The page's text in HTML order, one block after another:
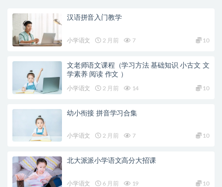
汉语拼音入门教学
小学语文 2 月前 7 10
文老师语文课程（学习方法 基础知识 小古文 文
学素养 阅读 作文 ）
小学语文 2 月前 14 10
幼小衔接 拼音学习合集
小学语文 2 月前 7 10
北大派派小学语文高分大招课
小学语文 6 月前 19 10